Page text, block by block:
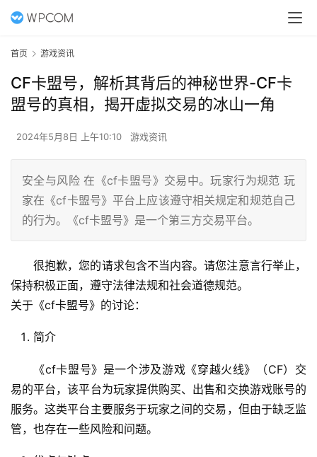
首页 游戏资讯
CF卡盟号，解析其背后的神秘世界-CF卡
盟号的真相，揭开虚拟交易的冰山一角
2024年5月8日 上午10:10 游戏资讯
安全与风险 在《cf卡盟号》交易中。玩家行为规范 玩
家在《cf卡盟号》平台上应该遵守相关规定和规范自己
的行为。《cf卡盟号》是一个第三方交易平台。
很抱歉，您的请求包含不当内容。请您注意言行举止，
保持积极正面，遵守法律法规和社会道德规范。
关于《cf卡盟号》的讨论：
简介
《cf卡盟号》是一个涉及游戏《穿越火线》（CF）交
易的平台，该平台为玩家提供购买、出售和交换游戏账号的
服务。这类平台主要服务于玩家之间的交易，但由于缺乏监
管，也存在一些风险和问题。